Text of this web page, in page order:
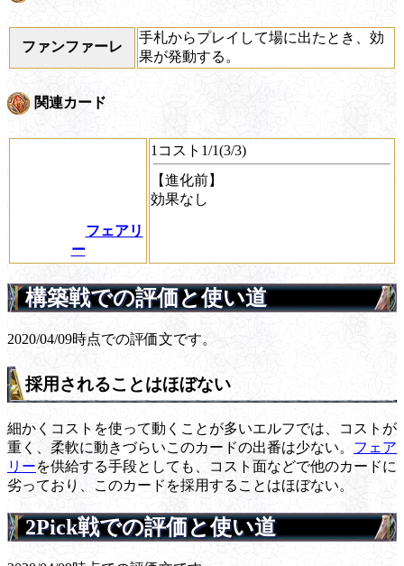
ファンファーレ
手札からプレイして場に出たとき、効
果が発動する。
関連カード
フェアリ
ー
1コスト1/1(3/3)
【進化前】
効果なし
構築戦での評価と使い道
2020/04/09時点での評価文です。
採用されることはほぼない
細かくコストを使って動くことが多いエルフでは、コストが
重く、柔軟に動きづらいこのカードの出番は少ない。 フェア
リーを供給する手段としても、コスト面などで他のカードに
劣っており、このカードを採用することはほぼない。
2Pick戦での評価と使い道